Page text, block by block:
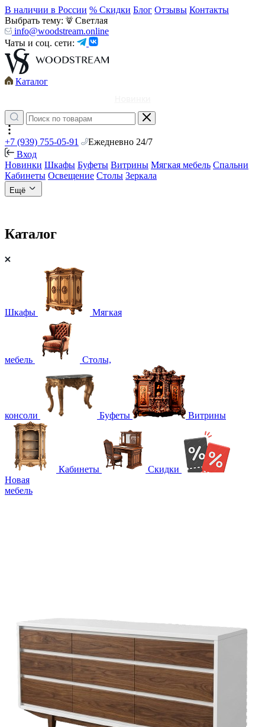
В наличии в России % Скидки Блог Отзывы Контакты
Выбрать тему:
Светлая
info@woodstream.online
Чаты и соц. сети:
Каталог
+7 (939) 755-05-91
Ежедневно 24/7
Вход
Новинки Шкафы Буфеты Витрины Мягкая мебель Спальни
Кабинеты Освещение Столы Зеркала
Ещё
Каталог
Шкафы Мягкая
мебель Столы,
консоли Буфеты Витрины
Кабинеты
Скидки
Новая
мебель